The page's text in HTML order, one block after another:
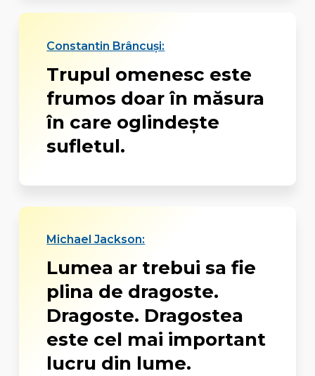
Constantin Brâncuși:
Trupul omenesc este
frumos doar în măsura
în care oglindește
sufletul.
Michael Jackson:
Lumea ar trebui sa fie
plina de dragoste.
Dragoste. Dragostea
este cel mai important
lucru din lume.